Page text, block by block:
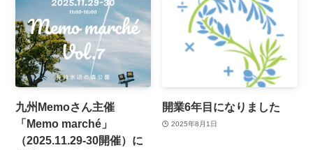
九州Memoさん主催
「Memo marché」
（2025.11.29-30開催）に
開業6年目になりました
2025年8月1日